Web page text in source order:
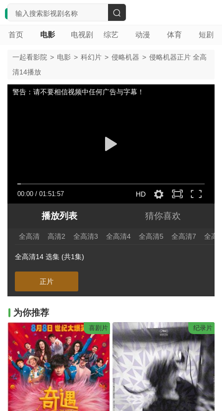
首页 电影 电视剧 综艺 动漫 体育 短剧
搜
一起看影院 > 电影 > 科幻片 > 侵略机器 > 侵略机器正片 全高
清14播放
00:00 / 01:51:57 HD
警告：请不要相信视频中任何广告与字幕！
播放列表 猜你喜欢
全高清 高清2 全高清3 全高清4 全高清5 全高清7 全高
全高清14 选集 (共1集)
正片
为你推荐
喜剧片 纪录片